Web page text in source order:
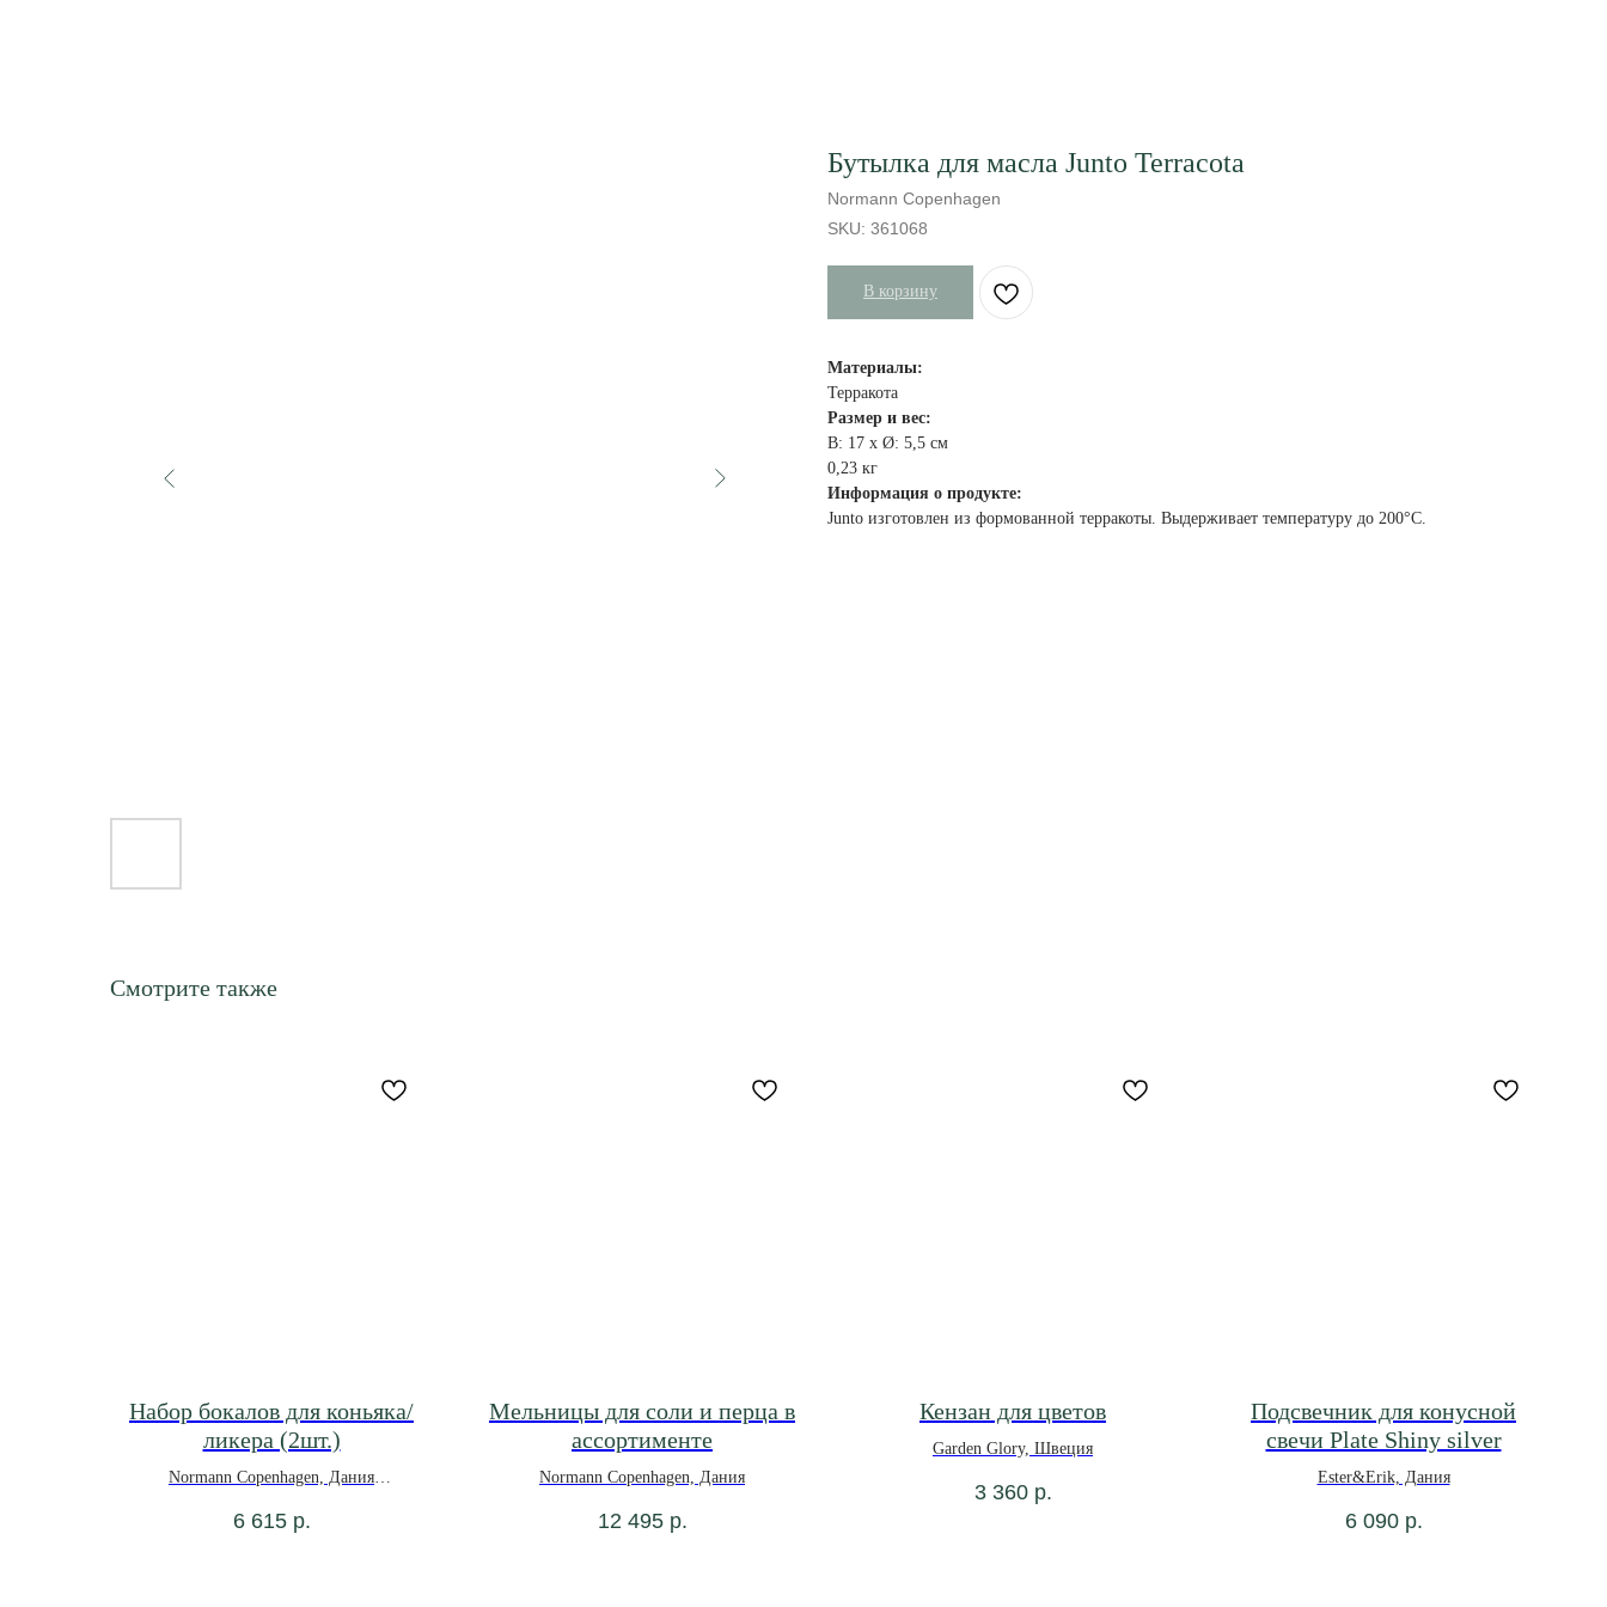
Бутылка для масла Junto Terracota
Normann Copenhagen
SKU: 361068
В корзину
Материалы:
Терракота
Размер и вес:
В: 17 x Ø: 5,5 см
0,23 кг
Информация о продукте:
Junto изготовлен из формованной терракоты. Выдерживает температуру до 200°C.
Смотрите также
Набор бокалов для коньяка/
ликера (2шт.)
Normann Copenhagen, Дания
6 615 р.
Мельницы для соли и перца в
ассортименте
Normann Copenhagen, Дания
12 495 р.
Кензан для цветов
Garden Glory, Швеция
3 360 р.
Подсвечник для конусной
свечи Plate Shiny silver
Ester&Erik, Дания
6 090 р.